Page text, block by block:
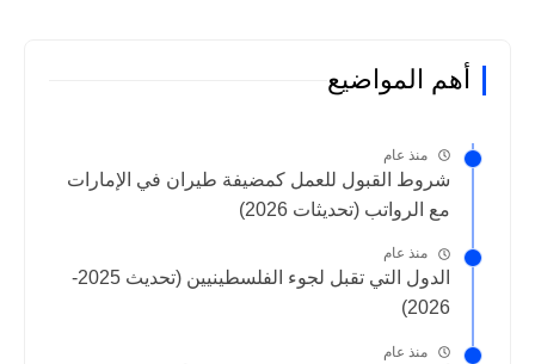
أهم المواضيع
منذ عام
شروط القبول للعمل كمضيفة طيران في الإمارات
مع الرواتب (تحديثات 2026)
منذ عام
الدول التي تقبل لجوء الفلسطينيين (تحديث 2025-
2026)
منذ عام